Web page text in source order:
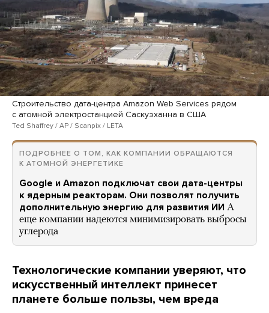
Строительство дата-центра Amazon Web Services рядом
с атомной электростанцией Саскуэханна в США
Ted Shaffrey / AP / Scanpix / LETA
ПОДРОБНЕЕ О ТОМ, КАК КОМПАНИИ ОБРАЩАЮТСЯ
К АТОМНОЙ ЭНЕРГЕТИКЕ
Google и Amazon подключат свои дата-центры
к ядерным реакторам. Они позволят получить
дополнительную энергию для развития ИИ А
еще компании надеются минимизировать выбросы
углерода
Технологические компании уверяют, что
искусственный интеллект принесет
планете больше пользы, чем вреда